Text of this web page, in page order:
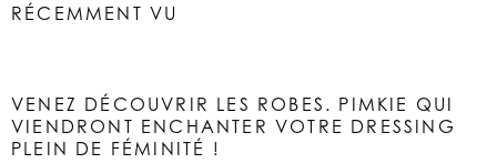
RÉCEMMENT VU
VENEZ DÉCOUVRIR LES ROBES. PIMKIE QUI
VIENDRONT ENCHANTER VOTRE DRESSING
PLEIN DE FÉMINITÉ !